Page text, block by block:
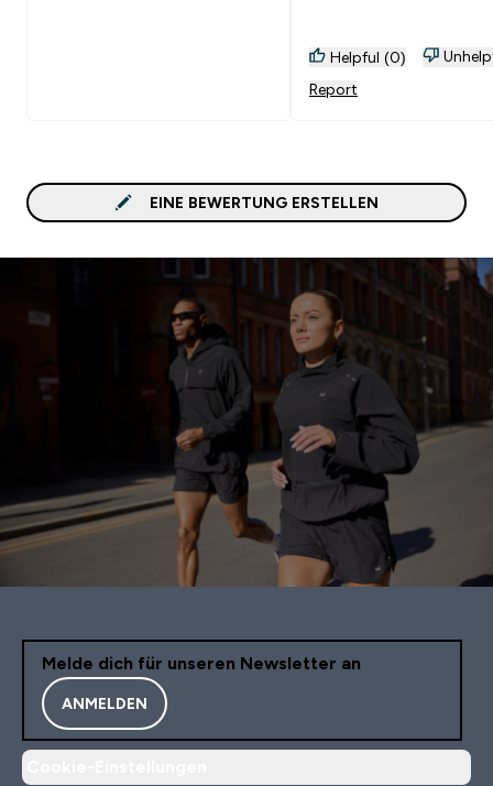
Helpful (0)
Report
EINE BEWERTUNG ERSTELLEN
Melde dich für unseren Newsletter an
ANMELDEN